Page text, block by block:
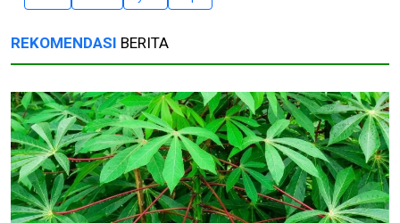
REKOMENDASI BERITA